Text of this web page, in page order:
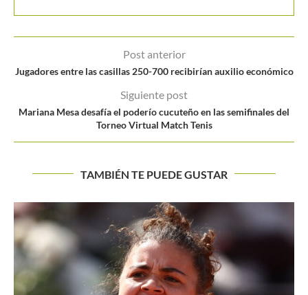
Post anterior
Jugadores entre las casillas 250-700 recibirían auxilio económico
Siguiente post
Mariana Mesa desafía el poderío cucuteño en las semifinales del
Torneo Virtual Match Tenis
TAMBIÉN TE PUEDE GUSTAR